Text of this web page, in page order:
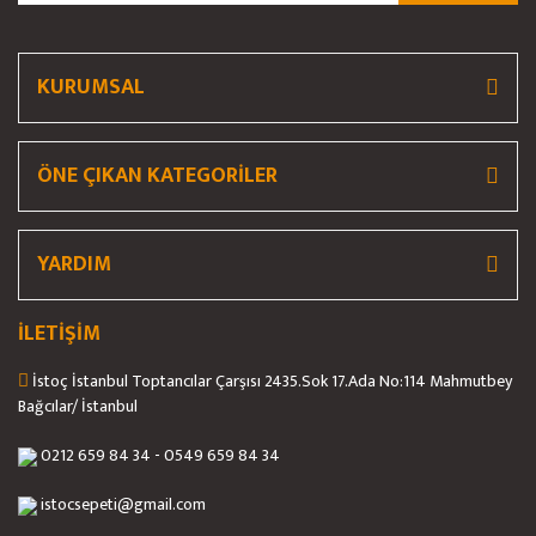
Ürün fiyatı diğer sitelerden daha pahalı.
KURUMSAL
ÖNE ÇIKAN KATEGORİLER
YARDIM
İLETİŞİM
İstoç İstanbul Toptancılar Çarşısı 2435.Sok 17.Ada No:114 Mahmutbey
Bağcılar/ İstanbul
0212 659 84 34 - 0549 659 84 34
istocsepeti@gmail.com